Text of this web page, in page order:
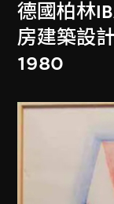
德國柏林
房建築設
1980